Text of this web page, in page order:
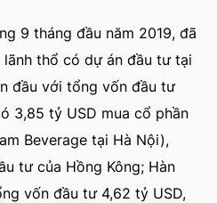
9 tháng đầu năm 2019, đã
thổ có dự án đầu tư tại
đầu với tổng vốn đầu tư
3,85 tỷ USD mua cổ phần
Beverage tại Hà Nội),
tư của Hồng Kông; Hàn
vốn đầu tư 4,62 tỷ USD,